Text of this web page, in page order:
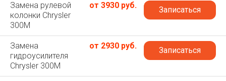
Замена рулевой
колонки Chrysler
300M
от 3930 руб. Записаться
Замена
гидроусилителя
Chrysler 300M
от 2930 руб. Записаться